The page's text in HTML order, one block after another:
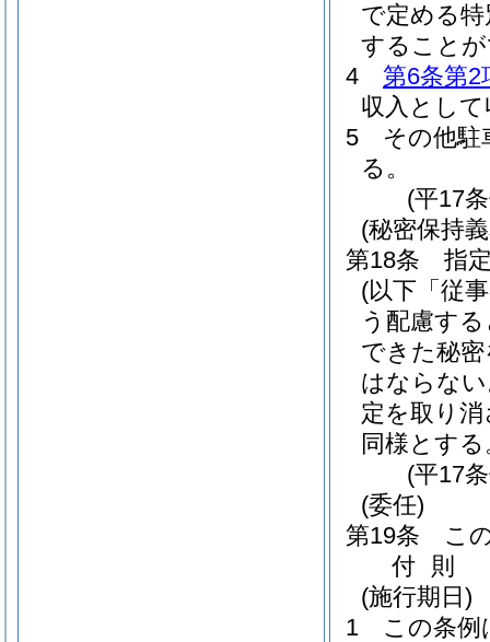
で定める
すること
4
第6条第2
収入とし
5
その他駐
る。
(平17
(秘密保持
第18条
指
(以下「従
う配慮す
できた秘
はならな
定を取り
同様とする
(平17
(委任)
第19条
こ
付 則
(施行期日)
1
この条例